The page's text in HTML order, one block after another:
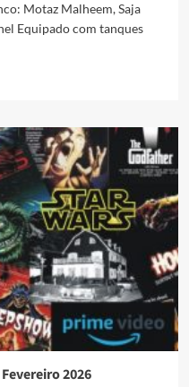
Motaz Malheem, Saja
Equipado com tanques
2026